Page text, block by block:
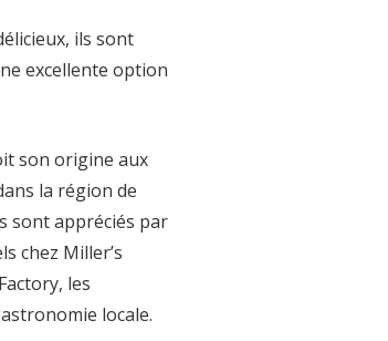
ils sont
excellente option
son origine aux
la région de
sont appréciés par
chez Miller’s
les
locale.